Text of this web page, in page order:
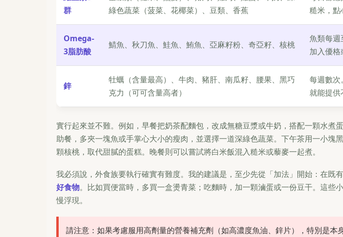
群
綠色蔬菜（菠菜、花椰菜）、豆類、香蕉
糙米，點
Omega-
3脂肪酸
鯖魚、秋刀魚、鮭魚、鮪魚、亞麻籽粉、奇亞籽、核桃
魚類每
加入優格
鋅
牡蠣（含量最高）、牛肉、豬肝、南瓜籽、腰果、黑巧
克力（可可含量高者）
每週數次
就能提供
實行起來並不難。例如，早餐把奶茶配麵包，改成無糖豆漿或牛奶，搭配一顆水煮
助餐，多夾一塊魚或手掌心大小的瘦肉，並選擇一道深綠色蔬菜。下午茶用一小塊
顆核桃，取代甜膩的蛋糕。晚餐則可以嘗試將白米飯混入糙米或藜麥一起煮。
我必須說，外食族要執行確實有難度。我的建議是，至少先從「加法」開始：在既
好食物。比如買便當時，多買一盒燙青菜；吃麵時，加一顆滷蛋或一份豆干。這些
慢浮現。
請注意：如果考慮服用高劑量的營養補充劑（如高濃度魚油、鋅片），特別是本